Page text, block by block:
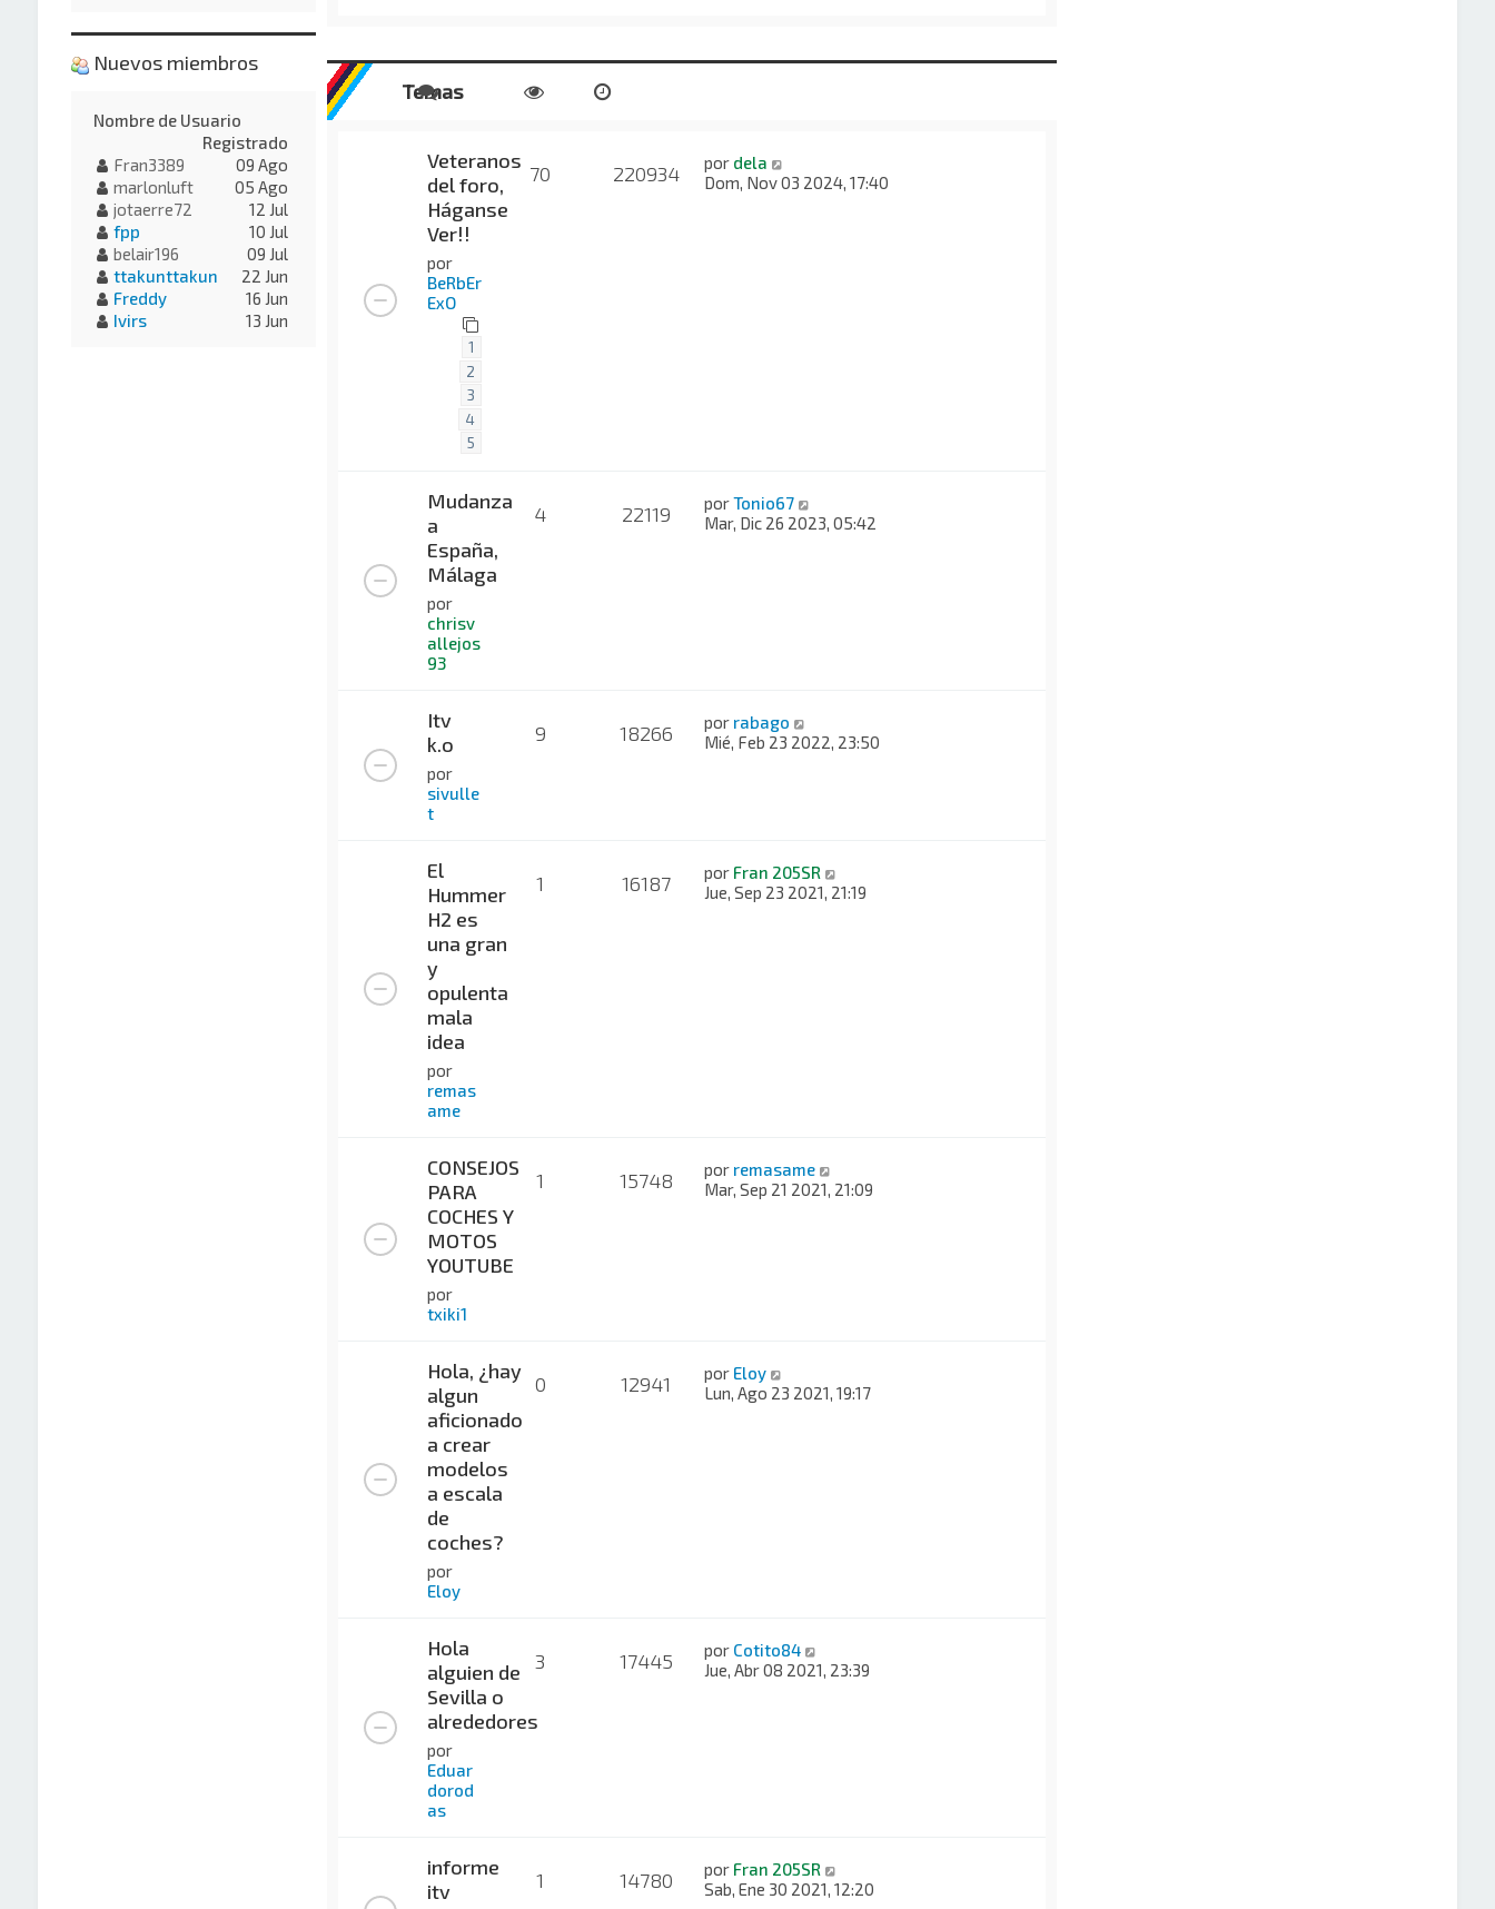
Temas
Veteranos
del foro,
Háganse
Ver!!
por
BeRbEr
ExO
1
2
3
4
5
70 220934 por dela
Dom, Nov 03 2024, 17:40
Mudanza
a
España,
Málaga
por
chrisv
allejos
93
4 22119 porTonio67
Mar, Dic 26 2023, 05:42
Itv
k.o
por
sivulle
t
9 18266 por rabago
Mié, Feb 23 2022, 23:50
El
Hummer
H2 es
una gran
y
opulenta
mala
idea
por
remas
ame
1 16187 por Fran 205SR
Jue, Sep 23 2021, 21:19
CONSEJOS
PARA
COCHES Y
MOTOS
YOUTUBE
por
txiki1
1 15748 por remasame
Mar, Sep 21 2021, 21:09
Hola, ¿hay
algun
aficionado
a crear
modelos
a escala
de
coches?
por
Eloy
0 12941 por Eloy
Lun, Ago 23 2021, 19:17
Hola
alguien de
Sevilla o
alrededores
por
Eduar
dorod
as
3 17445 por Cotito84
Jue, Abr 08 2021, 23:39
informe
itv
1 14780 por Fran 205SR
Sab, Ene 30 2021, 12:20
Nuevos miembros
Nombre de Usuario
Registrado
Fran3389
09 Ago
marlonluft
05 Ago
jotaerre72
12 Jul
fpp
10 Jul
belair196
09 Jul
ttakunttakun
22 Jun
Freddy
16 Jun
Ivirs
13 Jun